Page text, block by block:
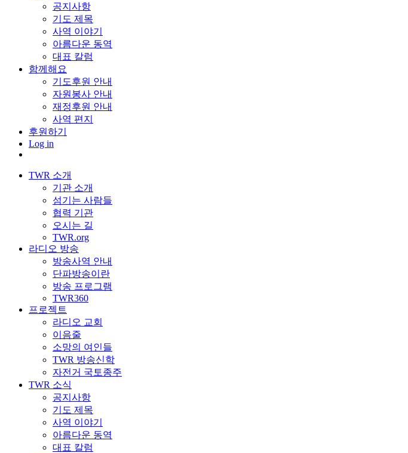
공지사항
기도 제목
사역 이야기
아름다운 동역
대표 칼럼
함께해요
기도후원 안내
자원봉사 안내
재정후원 안내
사역 편지
후원하기
Log in
TWR 소개
기관 소개
섬기는 사람들
협력 기관
오시는 길
TWR.org
라디오 방송
방송사역 안내
단파방송이란
방송 프로그램
TWR360
프로젝트
라디오 교회
이음줄
소망의 여인들
TWR 방송신학
자전거 국토종주
TWR 소식
공지사항
기도 제목
사역 이야기
아름다운 동역
대표 칼럼